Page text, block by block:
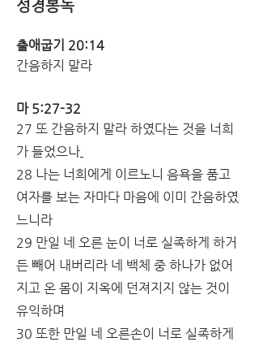
성경봉독
출애굽기 20:14
간음하지 말라
마 5:27-32
27 또 간음하지 말라 하였다는 것을 너희
가 들었으나
28 나는 너희에게 이르노니 음욕을 품고
여자를 보는 자마다 마음에 이미 간음하였
느니라
29 만일 네 오른 눈이 너로 실족하게 하거
든 빼어 내버리라 네 백체 중 하나가 없어
지고 온 몸이 지옥에 던져지지 않는 것이
유익하며
30 또한 만일 네 오른손이 너로 실족하게